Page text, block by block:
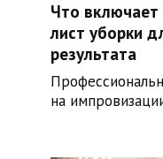
Что
лист уборки
результата
на